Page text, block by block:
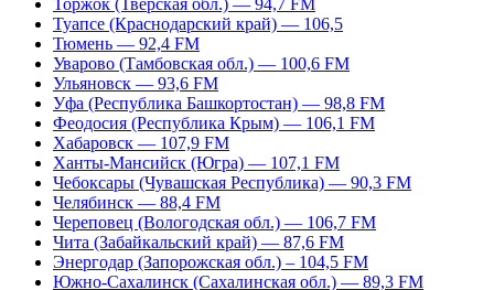
Торжок (Тверская обл.) — 94,7 FM
Туапсе (Краснодарский край) — 106,5
Тюмень — 92,4 FM
Уварово (Тамбовская обл.) — 100,6 FM
Ульяновск — 93,6 FM
Уфа (Республика Башкортостан) — 98,8 FM
Феодосия (Республика Крым) — 106,1 FM
Хабаровск — 107,9 FM
Ханты-Мансийск (Югра) — 107,1 FM
Чебоксары (Чувашская Республика) — 90,3 FM
Челябинск — 88,4 FM
Череповец (Вологодская обл.) — 106,7 FM
Чита (Забайкальский край) — 87,6 FM
Энергодар (Запорожская обл.) – 104,5 FM
Южно-Сахалинск (Сахалинская обл.) — 89,3 FM